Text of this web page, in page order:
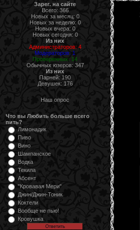
Зарег. на сайте
Всего: 366
Новых за месяц: 0
Новых за неделю: 0
Новых вчера: 0
Новых сегодня: 0
Из них
Администраторов: 4
Модераторов: 1
Проверенных: 14
Обычных юзеров: 347
Из них
Парней: 190
Девушек: 176
Наш опрос
Что вы Любить больше всего
пить?
Лимонадик
Пиво
Вино
Шампанское
Водка
Текила
Абсент
"Кровавая Мери"
Джин/Джин-Тоник
Коктели
Вообще не пью!
Кровушка